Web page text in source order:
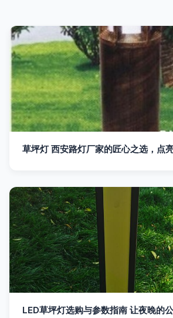
草坪灯 西安路灯厂家的匠心之选，点
LED草坪灯选购与参数指南 让夜晚的